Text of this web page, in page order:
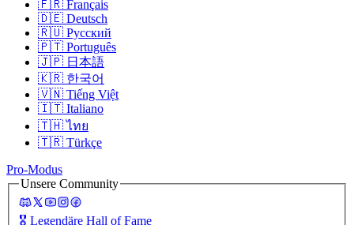
🇫🇷 Français
🇩🇪 Deutsch
🇷🇺 Русский
🇵🇹 Português
🇯🇵 日本語
🇰🇷 한국어
🇻🇳 Tiếng Việt
🇮🇹 Italiano
🇹🇭 ไทย
🇹🇷 Türkçe
Pro-Modus
Unsere Community
🎖️ Legendäre Hall of Fame